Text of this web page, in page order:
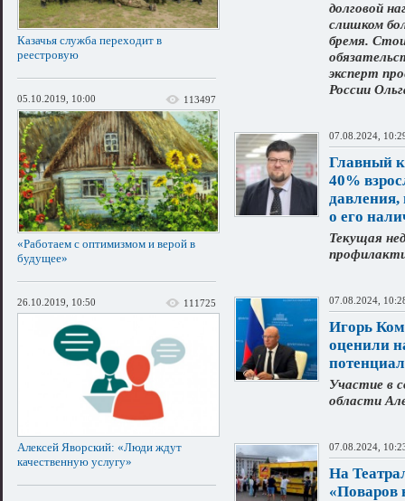
Казачья служба переходит в
реестровую
113497
05.10.2019, 10:00
«Работаем с оптимизмом и верой в
будущее»
111725
26.10.2019, 10:50
Алексей Яворский: «Люди ждут
качественную услугу»
долговой
слишком
бремя.
эксперт
России
07.08.2024,
Главный
40%
давления,
о его
Текущая
07.08.2024,
Игорь
оценили
Участие в
области
07.08.2024,
На
«Поваров